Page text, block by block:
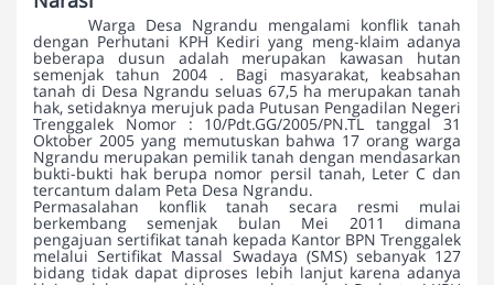
Warga Desa Ngrandu mengalami konflik tanah
dengan Perhutani KPH Kediri yang meng-klaim adanya
beberapa dusun adalah merupakan kawasan hutan
semenjak tahun 2004 . Bagi masyarakat, keabsahan
tanah di Desa Ngrandu seluas 67,5 ha merupakan tanah
hak, setidaknya merujuk pada Putusan Pengadilan Negeri
Trenggalek Nomor : 10/Pdt.GG/2005/PN.TL tanggal 31
Oktober 2005 yang memutuskan bahwa 17 orang warga
Ngrandu merupakan pemilik tanah dengan mendasarkan
bukti-bukti hak berupa nomor persil tanah, Leter C dan
tercantum dalam Peta Desa Ngrandu.
Permasalahan konflik tanah secara resmi mulai
berkembang semenjak bulan Mei 2011 dimana
pengajuan sertifikat tanah kepada Kantor BPN Trenggalek
melalui Sertifikat Massal Swadaya (SMS) sebanyak 127
bidang tidak dapat diproses lebih lanjut karena adanya